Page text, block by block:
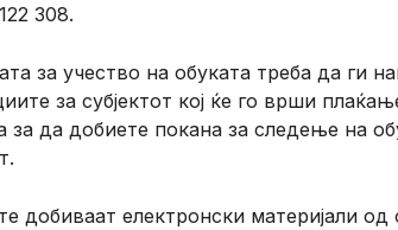
308.
за учество на обуката треба да ги
за субјектот кој ќе го врши
за да добиете покана за следење на
добиваат електронски материјали